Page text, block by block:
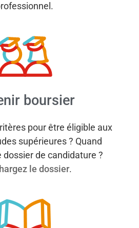
boursier
pour être éligible aux
supérieures ? Quand
dossier de candidature ?
le dossier.